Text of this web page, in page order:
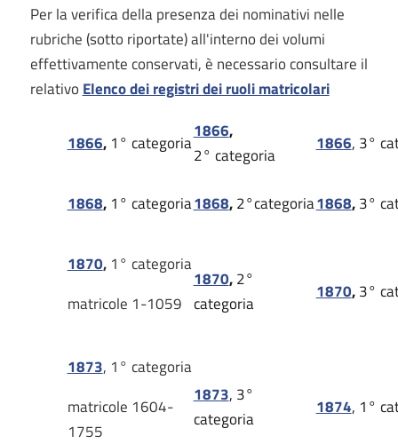
Per la verifica della presenza dei nominativi nelle
rubriche (sotto riportate) all'interno dei volumi
effettivamente conservati, è necessario consultare il
relativo Elenco dei registri dei ruoli matricolari
1866, 1° categoria
1866,
2° categoria
1866, 3°
1868, 1° categoria1868,2°categoria1868,3°
1870, 1° categoria
matricole 1-1059
1870,2°
categoria
1870,3°
1873, 1° categoria
matricole 1604-
1755
1873, 3°
categoria
1874, 1°